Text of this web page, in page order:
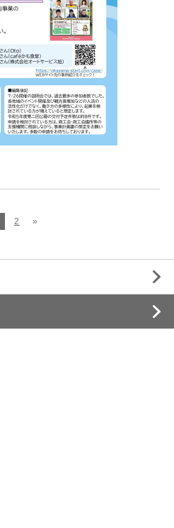
2 »